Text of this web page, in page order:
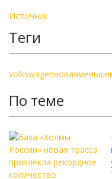
Источник
Теги
volkswagenноваяменьше
По теме